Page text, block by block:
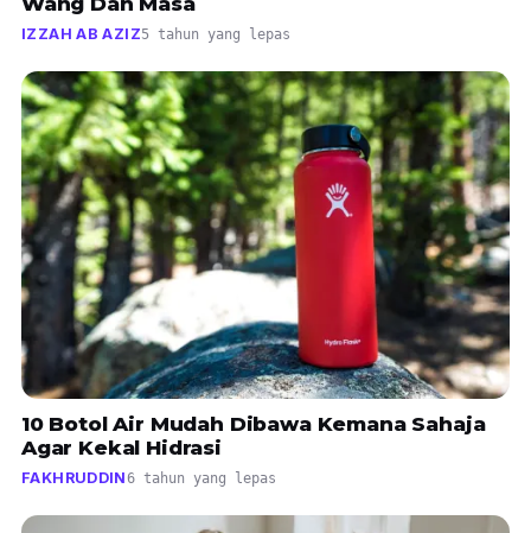
IZZAH AB AZIZ5 tahun yang lepas
10 Botol Air Mudah Dibawa Kemana Sahaja
Agar Kekal Hidrasi
FAKHRUDDIN6 tahun yang lepas